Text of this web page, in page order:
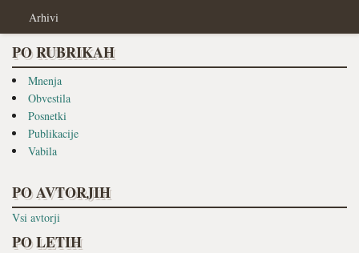
Arhivi
PO RUBRIKAH
Mnenja
Obvestila
Posnetki
Publikacije
Vabila
PO AVTORJIH
Vsi avtorji
PO LETIH